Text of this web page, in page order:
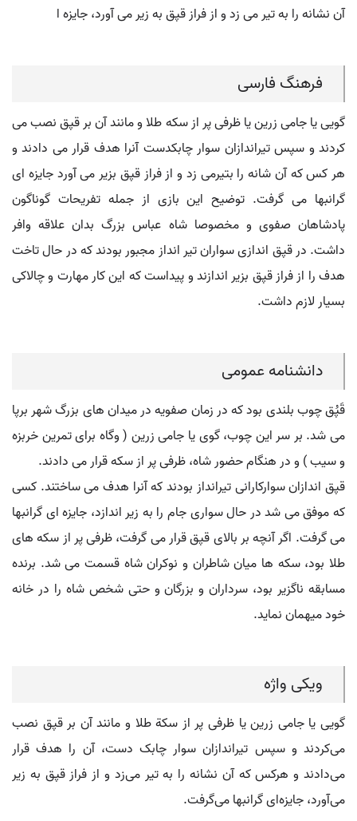
آن نشانه را به تیر می زد و از فراز قپق به زیر می آورد، جایزه ا
فرهنگ فارسی
گویی یا جامی زرین یا ظرفی پر از سکه طلا و مانند آن بر قپق نصب می
کردند و سپس تیراندازان سوار چابکدست آنرا هدف قرار می دادند و
هر کس که آن شانه را بتیرمی زد و از فراز قپق بزیر می آورد جایزه ای
گرانبها می گرفت. توضیح این بازی از جمله تفریحات گوناگون
پادشاهان صفوی و مخصوصا شاه عباس بزرگ بدان علاقه وافر
داشت. در قپق اندازی سواران تیر انداز مجبور بودند که در حال تاخت
هدف را از فراز قپق بزیر اندازند و پیداست که این کار مهارت و چالاکی
بسیار لازم داشت.
دانشنامه عمومی
قَپُق چوب بلندی بود که در زمان صفویه در میدان های بزرگ شهر برپا
می شد. بر سر این چوب، گوی یا جامی زرین ( وگاه برای تمرین خربزه
و سیب ) و در هنگام حضور شاه، ظرفی پر از سکه قرار می دادند.
قپق اندازان سوارکارانی تیرانداز بودند که آنرا هدف می ساختند. کسی
که موفق می شد در حال سواری جام را به زیر اندازد، جایزه ای گرانبها
می گرفت. اگر آنچه بر بالای قپق قرار می گرفت، ظرفی پر از سکه های
طلا بود، سکه ها میان شاطران و نوکران شاه قسمت می شد. برنده
مسابقه ناگزیر بود، سرداران و بزرگان و حتی شخص شاه را در خانه
خود میهمان نماید.
ویکی واژه
گویی یا جامی زرین یا ظرفی پر از سکة طلا و مانند آن بر قپق نصب
می‌کردند و سپس تیراندازان سوار چابک دست، آن را هدف قرار
می‌دادند و هرکس که آن نشانه را به تیر می‌زد و از فراز قپق به زیر
می‌آورد، جایزه‌ای گرانبها می‌گرفت.